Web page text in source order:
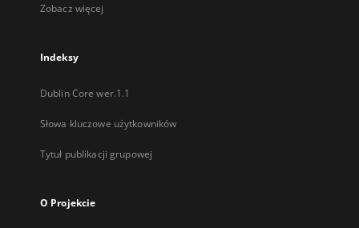
Zobacz więcej
Indeksy
Dublin Core wer.1.1
Słowa kluczowe użytkowników
Tytuł publikacji grupowej
O Projekcie